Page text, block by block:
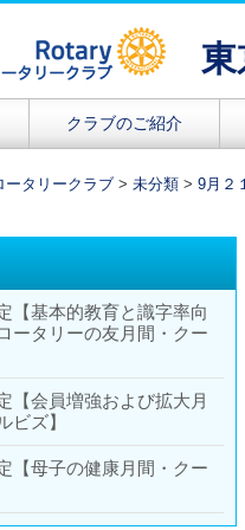
ュー クラブのご紹介
ータリークラブ > 未分類 > 9月２
【基本的教育と識字率向
ータリーの友月間・クー
【会員増強および拡大月
ビズ】
【母子の健康月間・クー